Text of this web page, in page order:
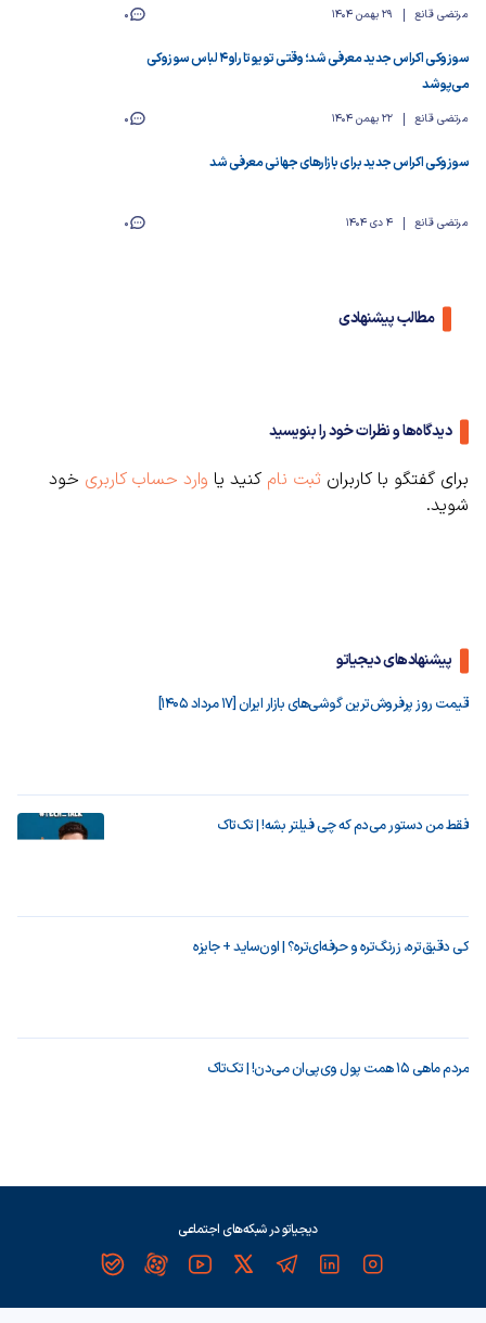
مرتضی قانع 29 بهمن 1404 0
سوزوکی اکراس جدید معرفی شد؛ وقتی تویوتا راو ۴ لباس سوزوکی
می‌پوشد
مرتضی قانع 22 بهمن 1404 0
سوزوکی اکراس جدید برای بازارهای جهانی معرفی شد
مرتضی قانع 4 دی 1404 0
مطالب پیشنهادی
دیدگاه‌ها و نظرات خود را بنویسید
برای گفتگو با کاربران ثبت نام کنید یا وارد حساب کاربری خود
شوید.
پیشنهادهای دیجیاتو
قیمت روز پرفروش‌ترین گوشی‌های بازار ایران [17 مرداد 1405]
فقط من دستور می‌دم که چی فیلتر بشه! | تک‌تاک
کی دقیق‌تره، زرنگ‌تره و حرفه‌ای‌تره؟ | اون‌ساید + جایزه
مردم ماهی ۱۵ همت پول وی‌پی‌ان می‌دن! | تک‌تاک
دیجیاتو در شبکه‌های اجتماعی